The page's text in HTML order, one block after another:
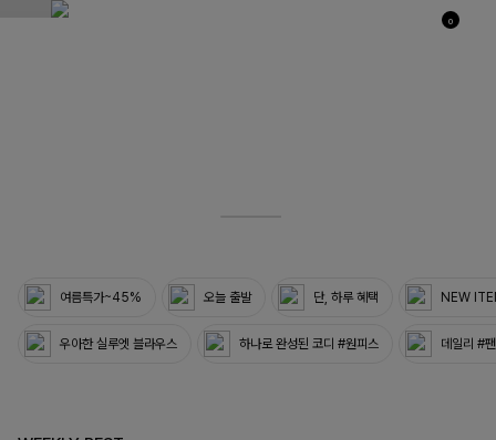
0
여름특가~45% 오늘 출발 단, 하루 혜택 NEW
우아한 실루엣 블라우스 하나로 완성된 코디 #원피스 데일리 #